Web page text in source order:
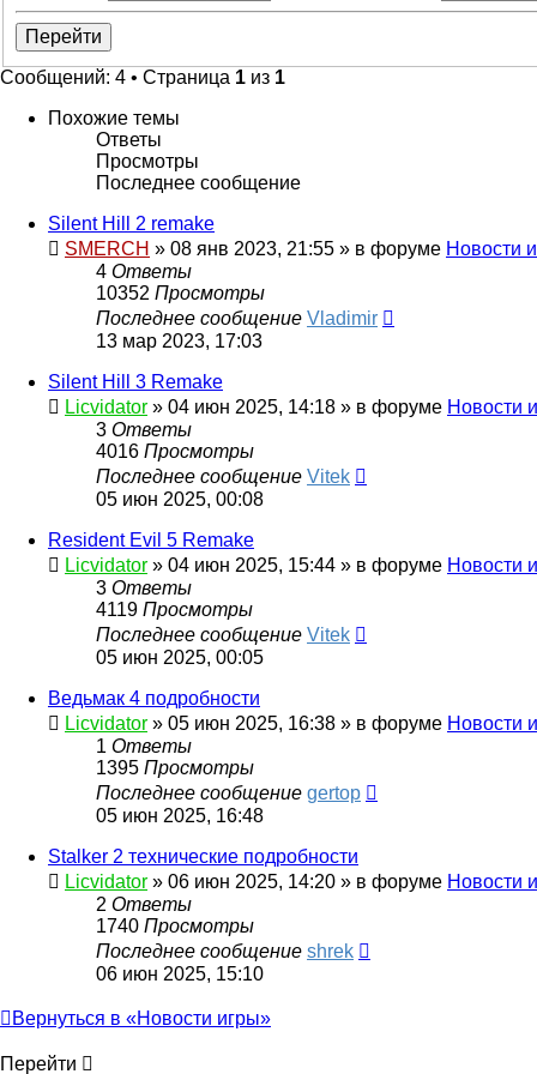
Сообщений: 4 • Страница 1 из 1
Похожие темы
Ответы
Просмотры
Последнее сообщение
Silent Hill 2 remake
SMERCH » 08 янв 2023, 21:55 » в форуме Новости
4 Ответы
10352 Просмотры
Последнее сообщение Vladimir
13 мар 2023, 17:03
Silent Hill 3 Remake
Licvidator » 04 июн 2025, 14:18 » в форуме Новости
3 Ответы
4016 Просмотры
Последнее сообщение Vitek
05 июн 2025, 00:08
Resident Evil 5 Remake
Licvidator » 04 июн 2025, 15:44 » в форуме Новости
3 Ответы
4119 Просмотры
Последнее сообщение Vitek
05 июн 2025, 00:05
Ведьмак 4 подробности
Licvidator » 05 июн 2025, 16:38 » в форуме Новости
1 Ответы
1395 Просмотры
Последнее сообщение gertop
05 июн 2025, 16:48
Stalker 2 технические подробности
Licvidator » 06 июн 2025, 14:20 » в форуме Новости
2 Ответы
1740 Просмотры
Последнее сообщение shrek
06 июн 2025, 15:10
Вернуться в «Новости игры»
Перейти